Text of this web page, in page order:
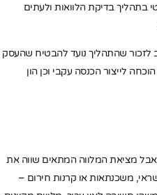
בתהליך בדיקת הלוואות ולעתים
שהתהליך נועד להבטיח שהעסק
לייצור הכנסה עקבי וכן הון
אבל מציאת המלווה המתאים שווה את
משכנתאות או קרנות חירום –